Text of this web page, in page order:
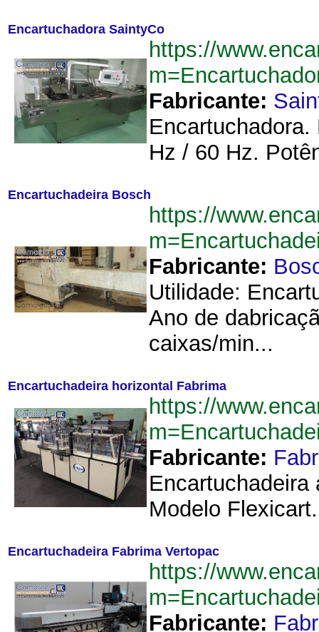
Encartuchadora SaintyCo
https://
Fabricante:
Hz / 60 Hz.
Encartuchadeira Bosch
https://
Fabricante:
Utilidade:
Ano de
caixas/min...
Encartuchadeira horizontal Fabrima
https://
Fabricante:
Modelo
Encartuchadeira Fabrima Vertopac
https://
Fabricante: